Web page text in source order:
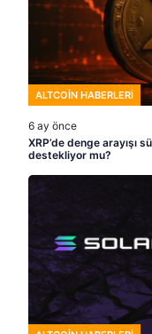
ALTCOIN HABERLERI
6 ay önce
XRP’de denge arayışı
destekliyor mu?